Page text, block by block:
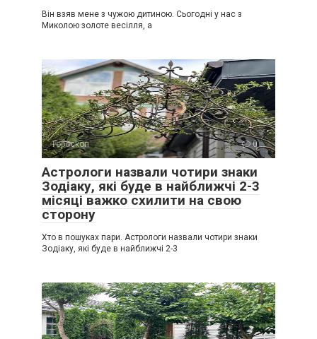
Він взяв мене з чужою дитиною. Сьогодні у нас з
Миколою золоте весілля, а
Гороскоп 0
Астрологи назвали чотири знаки
Зодіаку, які буде в найближчі 2-3
місяці важко схилити на свою
сторону
Хто в пошуках пари. Астрологи назвали чотири знаки
Зодіаку, які буде в найближчі 2-3